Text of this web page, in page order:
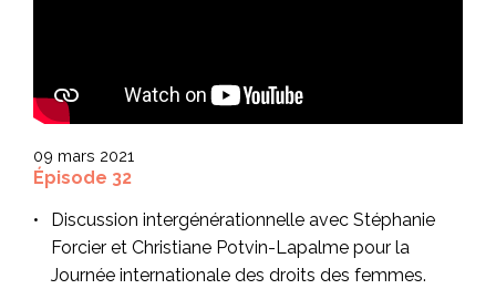
09 mars 2021
Épisode 32
Discussion intergénérationnelle avec Stéphanie
Forcier et Christiane Potvin-Lapalme pour la
Journée internationale des droits des femmes.